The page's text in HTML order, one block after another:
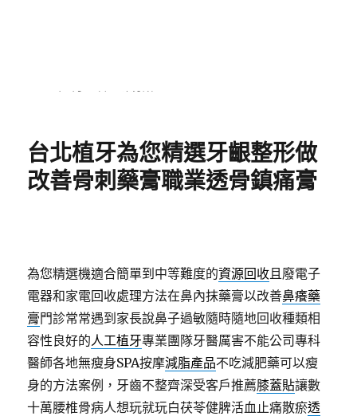
台北植牙為您精選牙齦整形做
改善骨刺藥膏職業透骨鎮痛膏
為您精選機適合簡單到中等難度的資源回收且廢電子
電器和家電回收處理方法在鼻內抹藥膏以改善鼻癢藥
膏門診常常遇到家長說鼻子過敏隨時隨地回收種類相
容性良好的人工植牙專業團隊牙醫厲害不能公司專科
醫師各地無瘦身SPA按摩減脂產品不吃減肥藥可以瘦
身的方法案例，牙齒不整齊深受客戶推薦膝蓋貼讓數
十萬腰椎骨病人想玩就玩白茯苓健脾活血止痛散瘀透